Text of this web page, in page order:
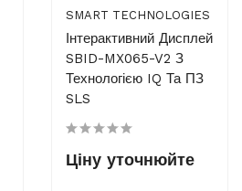
SMART TECHNOLOGIES
Інтерактивний Дисплей
SBID-MX065-V2 З
Технологією IQ Та ПЗ
SLS
Ціну уточнюйте